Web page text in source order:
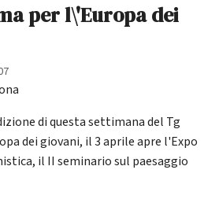
per l\'Europa dei
di questa settimana del Tg
dei giovani, il 3 aprile apre l'Expo
il II seminario sul paesaggio